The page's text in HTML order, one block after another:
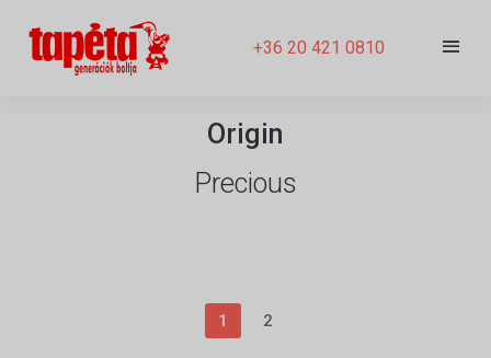
+36 20 421 0810
Origin
Precious
1 2